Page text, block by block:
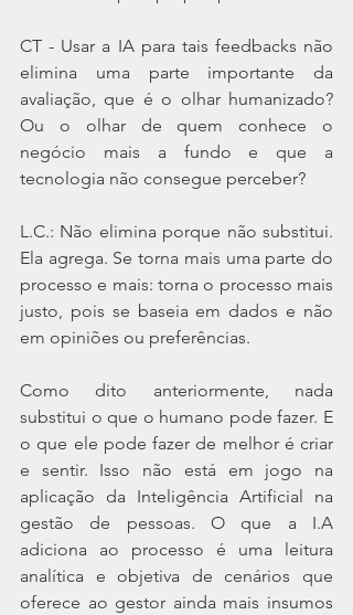
CT - Usar a IA para tais feedbacks não
elimina uma parte importante da
avaliação, que é o olhar humanizado?
Ou o olhar de quem conhece o
negócio mais a fundo e que a
tecnologia não consegue perceber?
L.C.: Não elimina porque não substitui.
Ela agrega. Se torna mais uma parte do
processo e mais: torna o processo mais
justo, pois se baseia em dados e não
em opiniões ou preferências.
Como dito anteriormente, nada
substitui o que o humano pode fazer. E
o que ele pode fazer de melhor é criar
e sentir. Isso não está em jogo na
aplicação da Inteligência Artificial na
gestão de pessoas. O que a I.A
adiciona ao processo é uma leitura
analítica e objetiva de cenários que
oferece ao gestor ainda mais insumos